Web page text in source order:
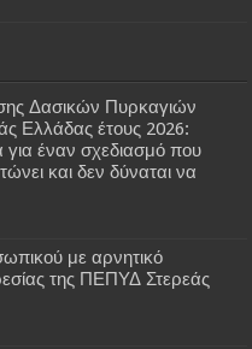
Δασικών Πυρκαγιών
Ελλάδας έτους 2026:
έναν σχεδιασμό που
και δεν δύναται να
με αρνητικό
της ΠΕΠΥΔ Στερεάς